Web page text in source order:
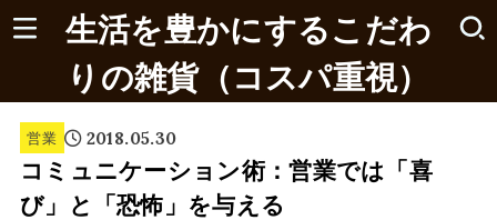
生活を豊かにするこだわ
りの雑貨（コスパ重視）
営業 2018.05.30
コミュニケーション術：営業では「喜
び」と「恐怖」を与える